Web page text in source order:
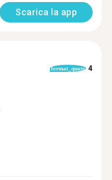
Scarica la app
format_quote 4